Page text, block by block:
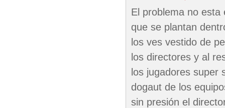
El problema no esta
que se plantan
los ves vestido de
los directores y al
los jugadores super
dogaut de los
sin presión el